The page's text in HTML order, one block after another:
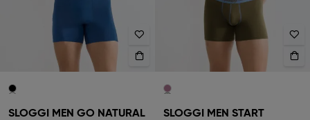
SLOGGI MEN GO NATURAL
SLOGGI MEN START